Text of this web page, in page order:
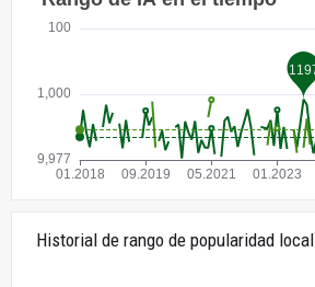
Historial de rango de popularidad local